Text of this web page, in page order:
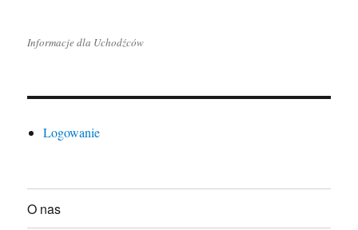
Informacje dla Uchodźców
Logowanie
O nas